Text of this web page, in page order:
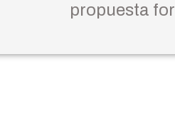
propuesta